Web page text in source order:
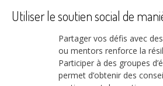
Utiliser le soutien social de
Partager vos défis avec
ou mentors renforce la
Participer à des groupes
permet d’obtenir des